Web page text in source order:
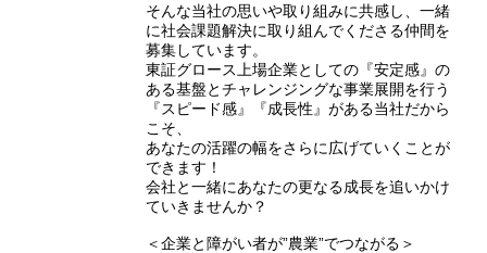
そんな当社の思いや取り組みに共感し、一緒
に社会課題解決に取り組んでくださる仲間を
募集しています。
東証グロース上場企業としての『安定感』の
ある基盤とチャレンジングな事業展開を行う
『スピード感』『成長性』がある当社だから
こそ、
あなたの活躍の幅をさらに広げていくことが
できます！
会社と一緒にあなたの更なる成長を追いかけ
ていきませんか？
＜企業と障がい者が”農業”でつながる＞